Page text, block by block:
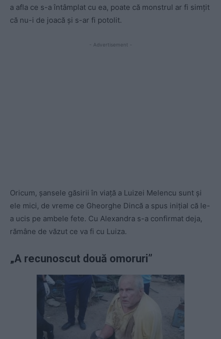
a afla ce s-a întâmplat cu ea, poate că monstrul ar fi simţit
că nu-i de joacă şi s-ar fi potolit.
- Advertisement -
Oricum, şansele găsirii în viaţă a Luizei Melencu sunt şi
ele mici, de vreme ce Gheorghe Dincă a spus iniţial că le-
a ucis pe ambele fete. Cu Alexandra s-a confirmat deja,
rămâne de văzut ce va fi cu Luiza.
„A recunoscut două omoruri”